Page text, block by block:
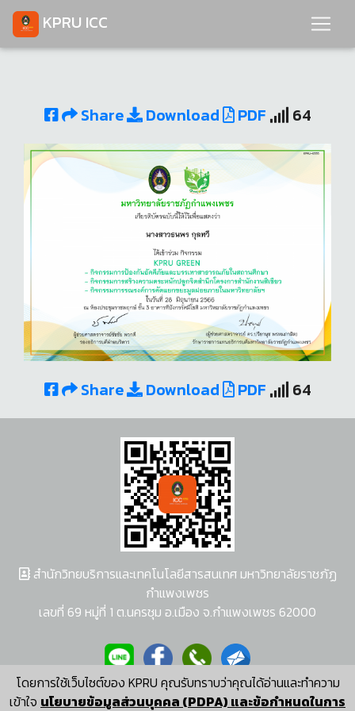
KPRU ICC
Share Download PDF 64
Share Download PDF 64
โดยการใช้เว็บไซต์ของ KPRU คุณรับทราบว่าคุณได้อ่านและทำความ
เข้าใจ นโยบายข้อมูลส่วนบุคคล (PDPA) และข้อกำหนดในการ
สำนักวิทยบริการและเทคโนโลยีสารสนเทศ มหาวิทยาลัยราชภัฏ
กำแพงเพชร
เลขที่ 69 หมู่ที่ 1 ต.นครชุม อ.เมือง จ.กำแพงเพชร 62000
ผู้พัฒนาระบบ อนุชา พวงผกา